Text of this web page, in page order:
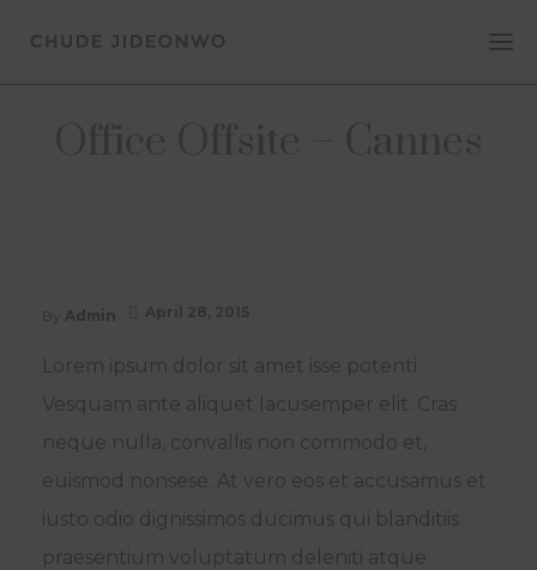
By Admin
Lorem ipsum dolor sit amet isse potenti.
Vesquam ante aliquet lacusemper elit. Cras
neque nulla, convallis non commodo et,
euismod nonsese. At vero eos et accusamus et
iusto odio dignissimos ducimus qui blanditiis
praesentium voluptatum deleniti atque